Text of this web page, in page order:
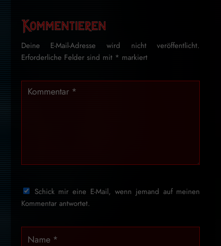
Kommentieren
Deine E-Mail-Adresse wird nicht veröffentlicht.
Erforderliche Felder sind mit * markiert
Schick mir eine E-Mail, wenn jemand auf meinen
Kommentar antwortet.